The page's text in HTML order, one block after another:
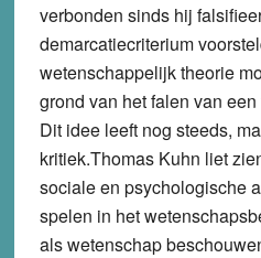
verbonden sinds hij
demarcatiecriterium
wetenschappelijk theorie
grond van het falen van
Dit idee leeft nog steeds,
kritiek.Thomas Kuhn liet
sociale en psychologische
spelen in het
als wetenschap